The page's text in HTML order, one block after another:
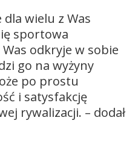
wielu z Was
sportowa
odkryje w sobie
go na wyżyny
po prostu
i satysfakcję
rywalizacji. – dodał